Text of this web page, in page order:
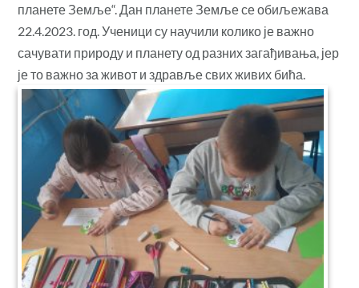
планете Земље“. Дан планете Земље се обиљежава
22.4.2023. год. Ученици су научили колико је важно
сачувати природу и планету од разних загађивања, јер
је то важно за живот и здравље свих живих бића.